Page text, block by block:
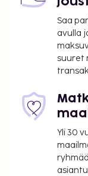
Saa
avulla
suuret
Yli 30